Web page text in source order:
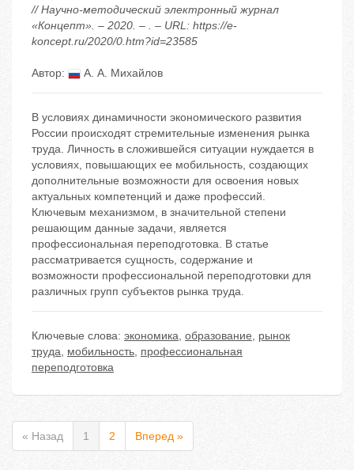
// Научно-методический электронный журнал
«Концепт». – 2020. – . – URL: https://e-
koncept.ru/2020/0.htm?id=23585
Автор: А. А. Михайлов
В условиях динамичности экономического развития
России происходят стремительные изменения рынка
труда. Личность в сложившейся ситуации нуждается в
условиях, повышающих ее мобильность, создающих
дополнительные возможности для освоения новых
актуальных компетенций и даже профессий.
Ключевым механизмом, в значительной степени
решающим данные задачи, является
профессиональная переподготовка. В статье
рассматривается сущность, содержание и
возможности профессиональной переподготовки для
различных групп субъектов рынка труда.
Ключевые слова: экономика, образование, рынок
труда, мобильность, профессиональная
переподготовка
« Назад 1 2 Вперед »